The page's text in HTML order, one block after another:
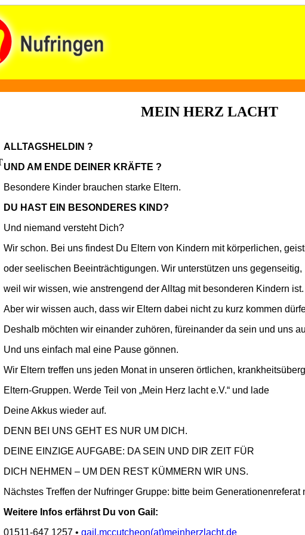
MEIN HERZ LACHT
ALLTAGSHELDIN ?
UND AM ENDE DEINER KRÄFTE ?
Besondere Kinder brauchen starke Eltern.
DU HAST EIN BESONDERES KIND?
Und niemand versteht Dich?
Wir schon. Bei uns findest Du Eltern von Kindern mit körperlichen,
oder seelischen Beeinträchtigungen. Wir unterstützen uns gegenseitig,
weil wir wissen, wie anstrengend der Alltag mit besonderen Kindern ist.
Aber wir wissen auch, dass wir Eltern dabei nicht zu kurz kommen
Deshalb möchten wir einander zuhören, füreinander da sein und uns
Und uns einfach mal eine Pause gönnen.
Wir Eltern treffen uns jeden Monat in unseren örtlichen,
Eltern-Gruppen. Werde Teil von „Mein Herz lacht e.V.“ und lade
Deine Akkus wieder auf.
DENN BEI UNS GEHT ES NUR UM DICH.
DEINE EINZIGE AUFGABE: DA SEIN UND DIR ZEIT FÜR
DICH NEHMEN – UM DEN REST KÜMMERN WIR UNS.
Nächstes Treffen der Nufringer Gruppe: bitte beim Generationenreferat
Weitere Infos erfährst Du von Gail:
01511-647 1257 • gail.mccutcheon(at)meinherzlacht.de